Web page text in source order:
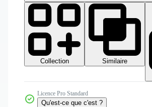
Collection
Similaire
Licence Pro Standard
Qu'est-ce que c'est ?